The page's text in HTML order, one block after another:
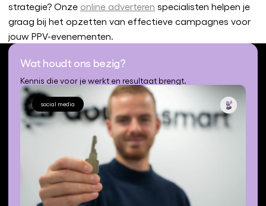
strategie? Onze online adverteren specialisten helpen je
graag bij het opzetten van effectieve campagnes voor
jouw PPV-evenementen.
Wat houdt ons bezig?
Kennis die voor je werkt en resultaat brengt.
social media